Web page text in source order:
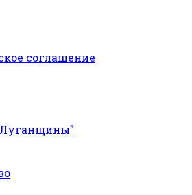
соглашение
Луганщины"